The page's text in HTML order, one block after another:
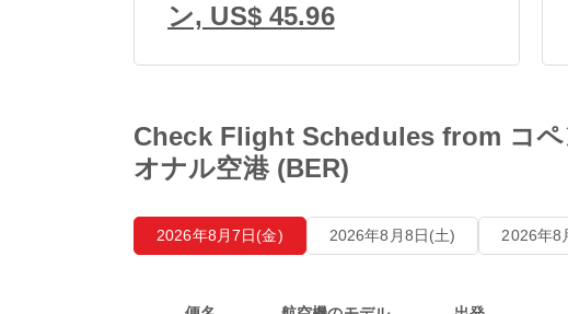
ン, US$ 45.96
Check Flight Schedules from コペ
オナル空港 (BER)
2026年8月7日(金) 2026年8月8日(土) 2026年8